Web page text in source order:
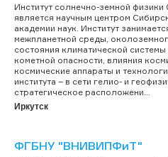
Институт солнечно-земной
является научным центром
академии наук. Институт
межпланетной среды,
состояния климатической
кометной опасности, влияния
космические аппараты и
института – в сети гелио- и
стратегическое расположени...
Иркутск
ФГБНУ "ВНИВИПФиТ"